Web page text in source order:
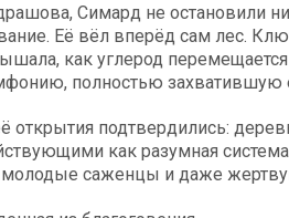
Симард не остановили
Её вёл вперёд сам лес.
как углерод
полностью захватившую
открытия подтвердились:
как разумная
саженцы и даже